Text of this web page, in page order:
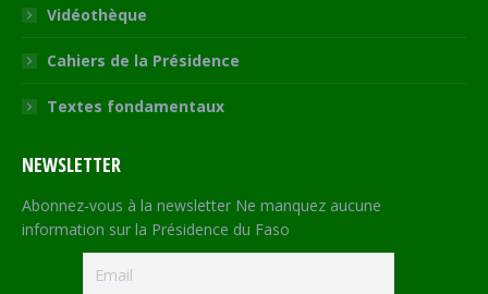
Vidéothèque
Cahiers de la Présidence
Textes fondamentaux
NEWSLETTER
Abonnez-vous à la newsletter Ne manquez aucune
information sur la Présidence du Faso